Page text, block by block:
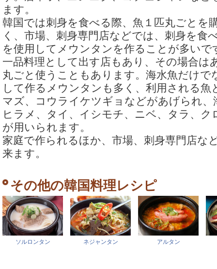
ます。
韓国では刺身を食べる際、魚１匹丸ごとを
く、市場、刺身専門店などでは、刺身を食
を使用してメウンタンを作ることが多いで
一品料理として出す店もあり、その場合は
丸ごと使うこともあります。海水魚だけで
して作るメウンタンも多く、利用される魚
マズ、コウライケツギョなどがあげられ、
ヒラメ、タイ、イシモチ、ニベ、タラ、ク
が用いられます。
家庭で作られるほか、市場、刺身専門店な
来ます。
その他の韓国料理レシピ
ソルロンタン ネジャンタン アルタン